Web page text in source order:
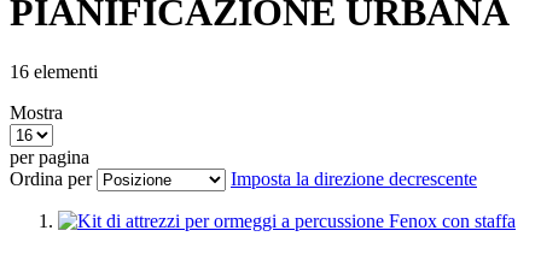
PIANIFICAZIONE URBANA
16 elementi
Mostra
per pagina
Ordina per
Imposta la direzione decrescente